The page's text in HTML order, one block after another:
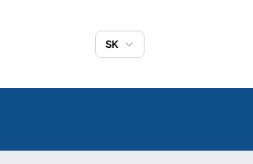
SK